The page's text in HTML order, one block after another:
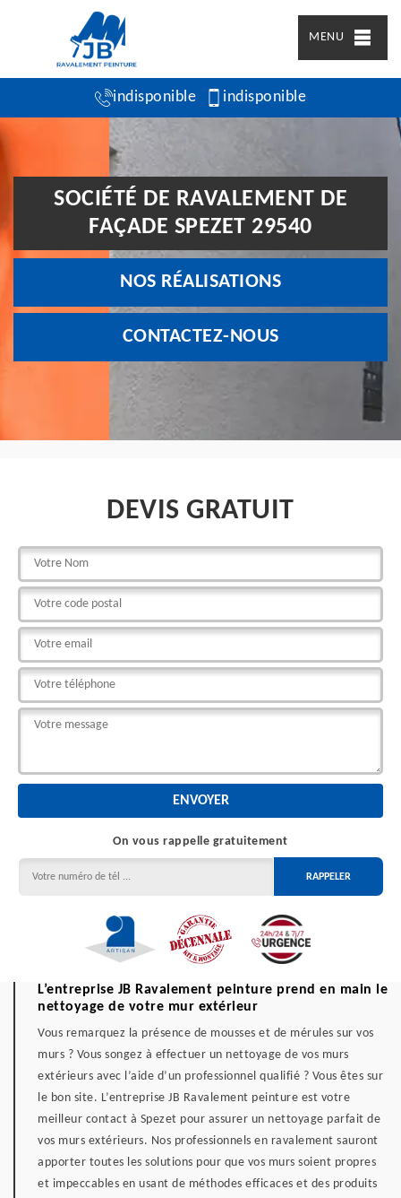
MENU
indisponible indisponible
SOCIÉTÉ DE RAVALEMENT DE
FAÇADE SPEZET 29540
NOS RÉALISATIONS
CONTACTEZ-NOUS
DEVIS GRATUIT
On vous rappelle gratuitement
L’entreprise JB Ravalement peinture prend en main le
nettoyage de votre mur extérieur
Vous remarquez la présence de mousses et de mérules sur vos
murs ? Vous songez à effectuer un nettoyage de vos murs
extérieurs avec l’aide d’un professionnel qualifié ? Vous êtes sur
le bon site. L’entreprise JB Ravalement peinture est votre
meilleur contact à Spezet pour assurer un nettoyage parfait de
vos murs extérieurs. Nos professionnels en ravalement sauront
apporter toutes les solutions pour que vos murs soient propres
et impeccables en usant de méthodes efficaces et des produits